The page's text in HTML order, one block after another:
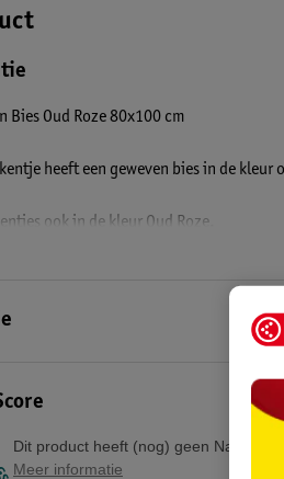
Bies Oud Roze 80x100 cm
heeft een geweven bies in de kleur
ook in de kleur Oud Roze.
Dit product heeft (nog) geen Nature
Meer informatie